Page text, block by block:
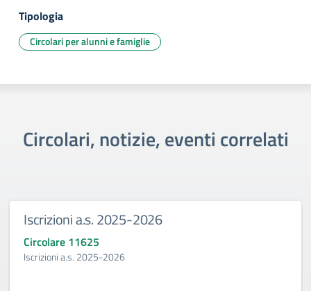
Tipologia
Circolari per alunni e famiglie
Circolari, notizie, eventi correlati
Iscrizioni a.s. 2025-2026
Circolare 11625
Iscrizioni a.s. 2025-2026